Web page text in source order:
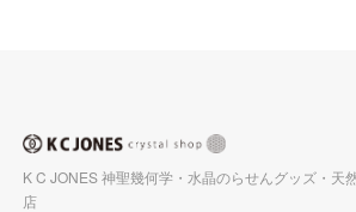
K C JONES 神聖幾何学・水晶のらせんグッズ・天
店